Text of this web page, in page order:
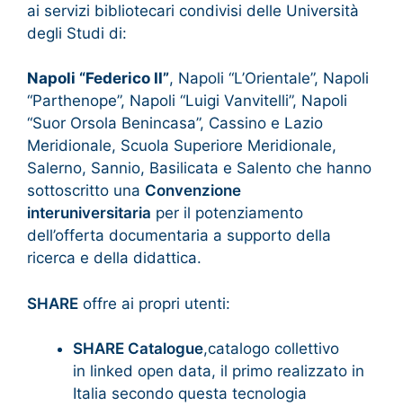
ai servizi bibliotecari condivisi delle Università
degli Studi di:
Napoli “Federico II”, Napoli “L’Orientale”, Napoli
“Parthenope”, Napoli “Luigi Vanvitelli”, Napoli
“Suor Orsola Benincasa”, Cassino e Lazio
Meridionale, Scuola Superiore Meridionale,
Salerno, Sannio, Basilicata e Salento che hanno
sottoscritto una Convenzione
interuniversitaria per il potenziamento
dell’offerta documentaria a supporto della
ricerca e della didattica.
SHARE offre ai propri utenti:
SHARE Catalogue,catalogo collettivo
in linked open data, il primo realizzato in
Italia secondo questa tecnologia